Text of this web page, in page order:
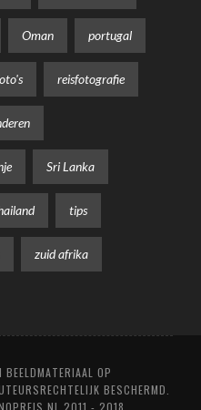
Oman portugal
reisfotografie
Sri Lanka
tips
zuid afrika
OP
BESCHERMD.
2011 - 2018